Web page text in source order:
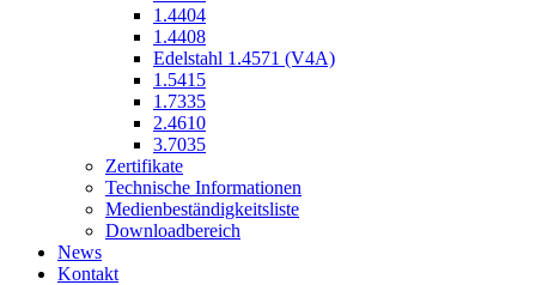
1.4404
1.4408
Edelstahl 1.4571 (V4A)
1.5415
1.7335
2.4610
3.7035
Zertifikate
Technische Informationen
Medienbeständigkeitsliste
Downloadbereich
News
Kontakt